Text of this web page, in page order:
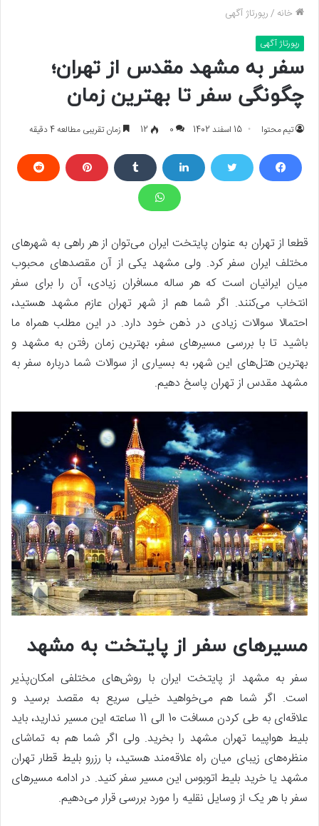
خانه /رپورتاژ آگهی
رپورتاژ آگهی
سفر به مشهد مقدس از تهران؛
چگونگی سفر تا بهترین زمان
تیم محتوا 15 اسفند 1402 0
12 زمان تقریبی مطالعه 4 دقیقه
قطعا از تهران به عنوان پایتخت ایران می‌توان از هر راهی به شهرهای
مختلف ایران سفر کرد. ولی مشهد یکی از آن مقصدهای محبوب
میان ایرانیان است که هر ساله مسافران زیادی، آن را برای سفر
انتخاب می‌کنند. اگر شما هم از شهر تهران عازم مشهد هستید،
احتمالا سوالات زیادی در ذهن خود دارد. در این مطلب همراه ما
باشید تا با بررسی مسیرهای سفر، بهترین زمان رفتن به مشهد و
بهترین هتل‌های این شهر، به بسیاری از سوالات شما درباره سفر به
مشهد مقدس از تهران پاسخ دهیم.
مسیرهای سفر از پایتخت به مشهد
سفر به مشهد از پایتخت ایران با روش‌های مختلفی امکان‌پذیر
است. اگر شما هم می‌خواهید خیلی سریع به مقصد برسید و
علاقه‌ای به طی کردن مسافت 10 الی 11 ساعته این مسیر ندارید، باید
بلیط هواپیما تهران مشهد را بخرید. ولی اگر شما هم به تماشای
منظره‌های زیبای میان راه علاقه‌مند هستید، با رزرو بلیط قطار تهران
مشهد یا خرید بلیط اتوبوس این مسیر سفر کنید. در ادامه مسیرهای
سفر با هر یک از وسایل نقلیه را مورد بررسی قرار می‌دهیم.